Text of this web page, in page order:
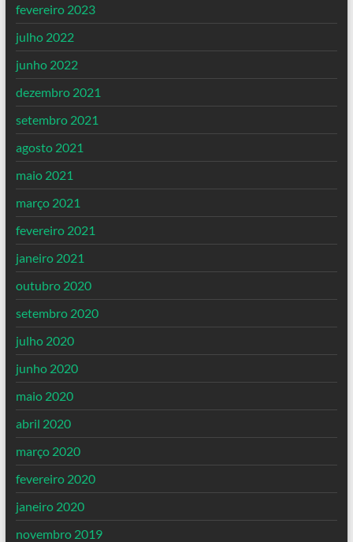
fevereiro 2023
julho 2022
junho 2022
dezembro 2021
setembro 2021
agosto 2021
maio 2021
março 2021
fevereiro 2021
janeiro 2021
outubro 2020
setembro 2020
julho 2020
junho 2020
maio 2020
abril 2020
março 2020
fevereiro 2020
janeiro 2020
novembro 2019